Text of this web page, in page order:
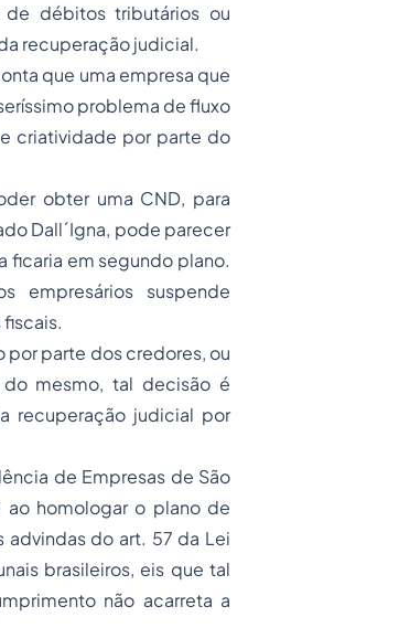
débitos tributários ou
recuperação judicial.
que uma empresa que
problema de fluxo
criatividade por parte do
obter uma CND, para
Dall´Igna, pode parecer
ficaria em segundo plano.
suspende
por parte dos credores, ou
mesmo, tal decisão é
recuperação judicial por
de Empresas de São
ao homologar o plano de
do art. 57 da Lei
brasileiros, eis que tal
não acarreta a